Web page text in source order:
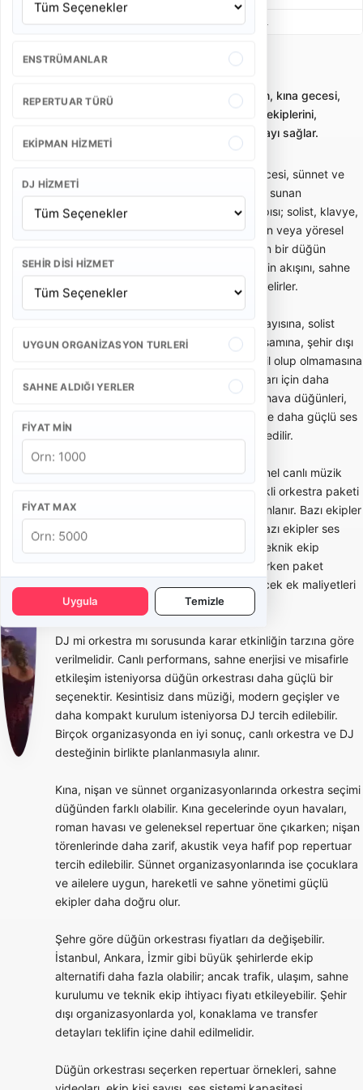
ENSTRÜMANLAR
REPERTUAR TÜRÜ
EKIPMAN HIZMETI
DJ HIZMETI
SEHIR DISI HIZMET
UYGUN ORGANIZASYON TURLERI
SAHNE ALDIĞI YERLER
FIYAT MIN
FIYAT MAX
Uygula Temizle
Beste Müzik 55.000 - 90.500 TL
Düğün orkestrası kiralama; düğün, nişan, kına gecesi,
sünnet ve özel davetler için canlı müzik ekiplerini,
paketleri ve fiyat kriterlerini karşılaştırmayı sağlar.
Düğün orkestrası; düğün, nişan, kına gecesi, sünnet ve
özel davetlerde canlı müzik performansı sunan
profesyonel müzik ekibidir. Orkestra yapısı; solist, klavye,
davul, perküsyon, gitar, keman, saksafon veya yöresel
enstrümanlardan oluşabilir. Doğru seçilen bir düğün
orkestrası yalnızca müzik çalmaz; davetin akışını, sahne
enerjisini ve misafirlerin eğlence ritmini belirler.
Düğün orkestrası fiyatları; ekipteki kişi sayısına, solist
yapısına, sahne süresine, repertuar kapsamına, şehir dışı
ulaşım ihtiyacına, ses ve ışık sistemi dahil olup olmamasına
göre değişir. Küçük salon organizasyonları için daha
kompakt ekipler yeterli olabilirken, açık hava düğünleri,
otel balo salonları ve kalabalık davetlerde daha güçlü ses
sistemi ve geniş kadrolu orkestra tercih edilir.
Düğün orkestrası paketleri genellikle temel canlı müzik
paketi, solistli orkestra paketi, DJ destekli orkestra paketi
ve ses-ışık dahil sahne paketi olarak planlanır. Bazı ekipler
yalnızca performans hizmeti verirken, bazı ekipler ses
sistemi, sahne ışığı, mikrofon, mixer ve teknik ekip
desteğini de pakete dahil eder. Teklif alırken paket
içeriğinin netleşmesi sonradan oluşabilecek ek maliyetleri
azaltır.
DJ mi orkestra mı sorusunda karar etkinliğin tarzına göre
verilmelidir. Canlı performans, sahne enerjisi ve misafirle
etkileşim isteniyorsa düğün orkestrası daha güçlü bir
seçenektir. Kesintisiz dans müziği, modern geçişler ve
daha kompakt kurulum isteniyorsa DJ tercih edilebilir.
Birçok organizasyonda en iyi sonuç, canlı orkestra ve DJ
desteğinin birlikte planlanmasıyla alınır.
Kına, nişan ve sünnet organizasyonlarında orkestra seçimi
düğünden farklı olabilir. Kına gecelerinde oyun havaları,
roman havası ve geleneksel repertuar öne çıkarken; nişan
törenlerinde daha zarif, akustik veya hafif pop repertuar
tercih edilebilir. Sünnet organizasyonlarında ise çocuklara
ve ailelere uygun, hareketli ve sahne yönetimi güçlü
ekipler daha doğru olur.
Şehre göre düğün orkestrası fiyatları da değişebilir.
İstanbul, Ankara, İzmir gibi büyük şehirlerde ekip
alternatifi daha fazla olabilir; ancak trafik, ulaşım, sahne
kurulumu ve teknik ekip ihtiyacı fiyatı etkileyebilir. Şehir
dışı organizasyonlarda yol, konaklama ve transfer
detayları teklifin içine dahil edilmelidir.
Düğün orkestrası seçerken repertuar örnekleri, sahne